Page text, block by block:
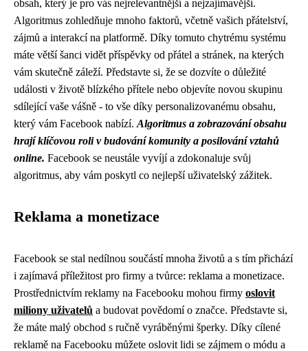
obsah, který je pro vás nejrelevantnější a nejzajímavější.
Algoritmus zohledňuje mnoho faktorů, včetně vašich přátelství,
zájmů a interakcí na platformě. Díky tomuto chytrému systému
máte větší šanci vidět příspěvky od přátel a stránek, na kterých
vám skutečně záleží. Představte si, že se dozvíte o důležité
události v životě blízkého přítele nebo objevíte novou skupinu
sdílející vaše vášně - to vše díky personalizovanému obsahu,
který vám Facebook nabízí. Algoritmus a zobrazování obsahu
hrají klíčovou roli v budování komunity a posilování vztahů
online. Facebook se neustále vyvíjí a zdokonaluje svůj
algoritmus, aby vám poskytl co nejlepší uživatelský zážitek.
Reklama a monetizace
Facebook se stal nedílnou součástí mnoha životů a s tím přichází
i zajímavá příležitost pro firmy a tvůrce: reklama a monetizace.
Prostřednictvím reklamy na Facebooku mohou firmy oslovit
miliony uživatelů a budovat povědomí o značce. Představte si,
že máte malý obchod s ručně vyráběnými šperky. Díky cílené
reklamě na Facebooku můžete oslovit lidi se zájmem o módu a